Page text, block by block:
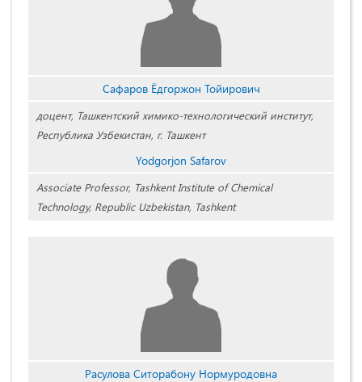
Сафаров Ёдгоржон Тойирович
доцент, Ташкентский химико-технологический институт,
Республика Узбекистан, г. Ташкент
Yodgorjon Safarov
Associate Professor, Tashkent Institute of Chemical
Technology, Republic Uzbekistan, Tashkent
Расулова Ситорабону Нормуродовна